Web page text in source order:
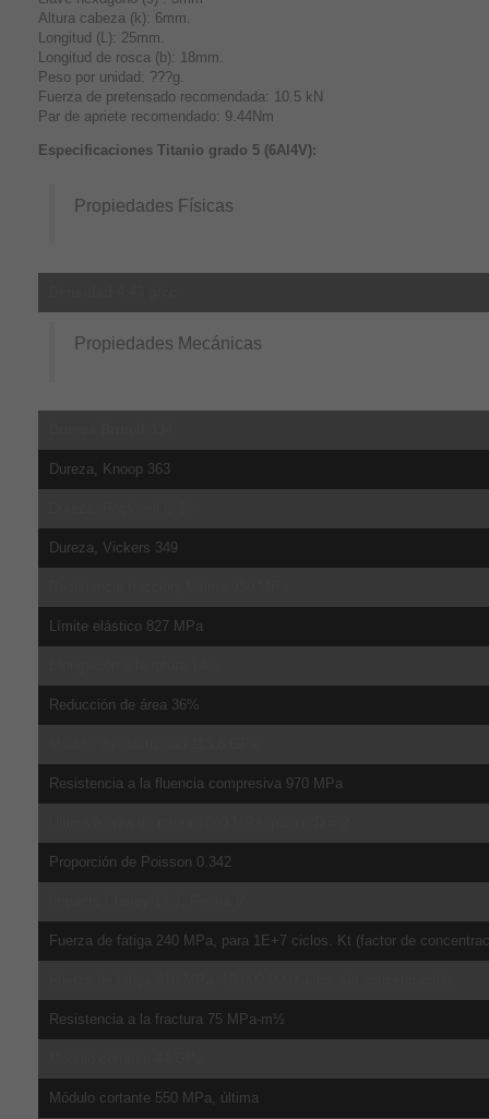
Altura cabeza (k): 6mm.
Longitud (L): 25mm.
Longitud de rosca (b): 18mm.
Peso por unidad: ???g.
Fuerza de pretensado recomendada: 10.5 kN
Par de apriete recomendado: 9.44Nm
Especificaciones Titanio grado 5 (6Al4V):
Propiedades Físicas
Propiedades Mecánicas
Dureza, Knoop 363
Dureza, Vickers 349
Límite elástico 827 MPa
Reducción de área 36%
Resistencia a la fluencia compresiva 970 MPa
Proporción de Poisson 0.342
Fuerza de fatiga 240 MPa, para 1E+7 ciclos. Kt (factor de
Resistencia a la fractura 75 MPa-m½
Módulo cortante 550 MPa, última